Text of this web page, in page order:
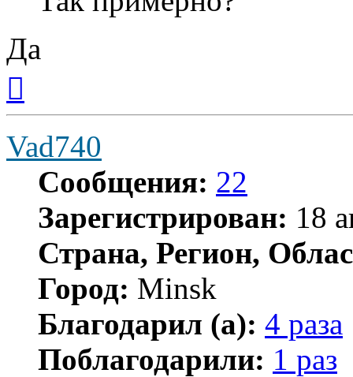
Да
началу
Vad740
Сообщения: 22
Зарегистрирован: 18
Страна, Регион,
Город: Minsk
Благодарил (а): 4 раза
Поблагодарили: 1 раз